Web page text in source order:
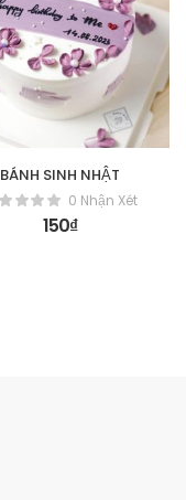
BÁNH SINH NHẬT
0 Nhận Xét
150₫